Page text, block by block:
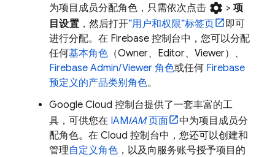
为项目成员分配角色，只需依次点击 settings > 项
目设置，然后打开“用户和权限”标签页
即可
进行分配。在 Firebase 控制台中，您可以分配
任何基本角色 （Owner、Editor、Viewer）、
Firebase Admin/Viewer 角色或任何 Firebase
预定义的产品类别角色。
Google Cloud 控制台提供了一套丰富的工
具，可供您在 IAMIAM页面
中为项目成员分
配角色。在 Cloud 控制台中，您还可以创建和
管理自定义角色 ，以及向服务账号授予项目的